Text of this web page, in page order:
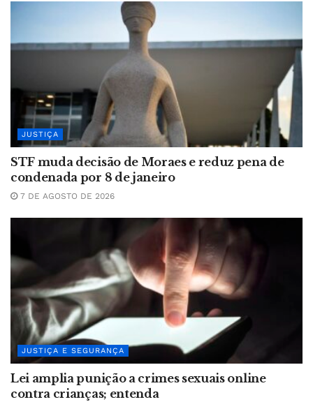
JUSTIÇA
STF muda decisão de Moraes e reduz pena de
condenada por 8 de janeiro
7 DE AGOSTO DE 2026
JUSTIÇA E SEGURANÇA
Lei amplia punição a crimes sexuais online
contra crianças; entenda